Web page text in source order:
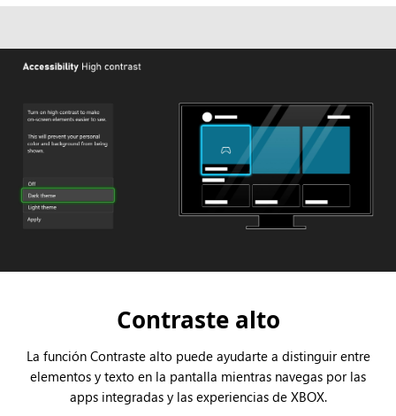
Contraste alto
La función Contraste alto puede ayudarte a distinguir entre
elementos y texto en la pantalla mientras navegas por las
apps integradas y las experiencias de XBOX.